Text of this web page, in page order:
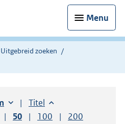
Menu
Uitgebreid zoeken
op:
oplopendSorteer op:
Titel oplopend
per pagina
resultaten per pagina
Toon
50 resultaten per pagina
Toon
100 resultaten per
Toon
200